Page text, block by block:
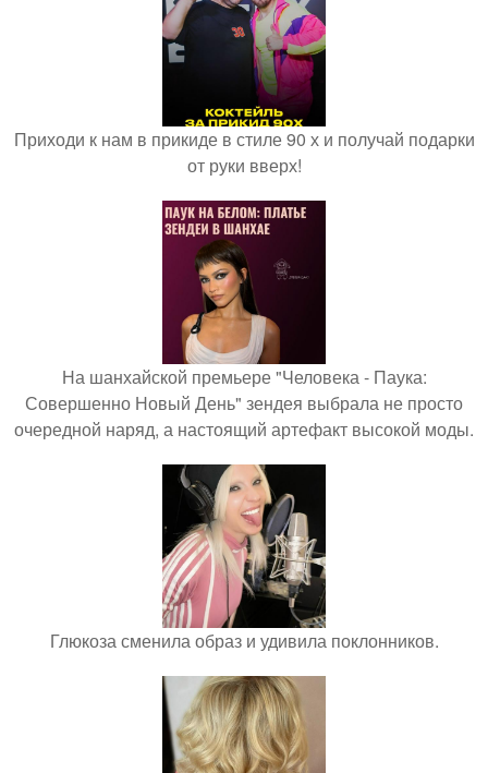
Приходи к нам в прикиде в стиле 90 х и получай подарки
от руки вверх!
На шанхайской премьере "Человека - Паука:
Совершенно Новый День" зендея выбрала не просто
очередной наряд, а настоящий артефакт высокой моды.
Глюкоза сменила образ и удивила поклонников.